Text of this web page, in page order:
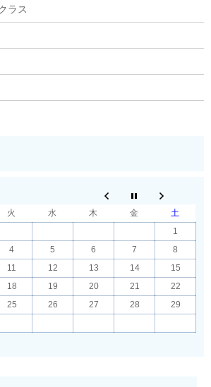
ラス
火 水 木 金
土
1
4 5 6 7
8
11 12 13 14
15
18 19 20 21
22
25 26 27 28
29